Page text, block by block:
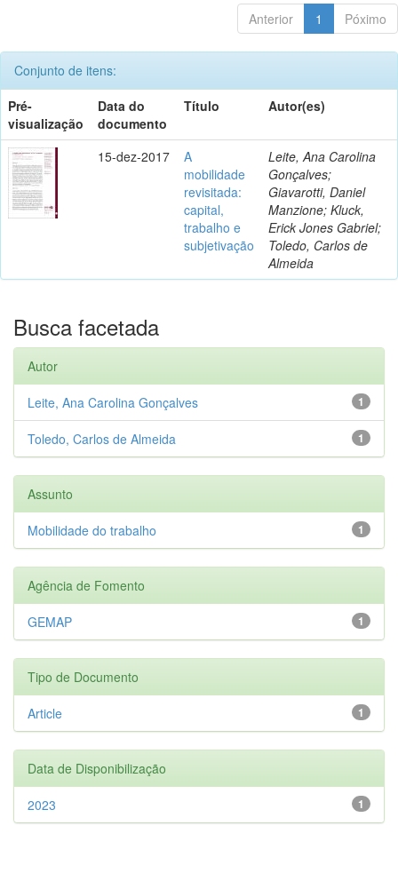
Anterior 1 Póximo
Conjunto de itens:
Pré-
visualização
Data do
documento
Título Autor(es)
15-dez-2017
A
mobilidade
revisitada:
capital,
trabalho e
subjetivação
Leite, Ana Carolina
Gonçalves;
Giavarotti, Daniel
Manzione; Kluck,
Erick Jones Gabriel;
Toledo, Carlos de
Almeida
Busca facetada
Autor
1
Leite, Ana Carolina Gonçalves
1
Toledo, Carlos de Almeida
Assunto
1
Mobilidade do trabalho
Agência de Fomento
1
GEMAP
Tipo de Documento
1
Article
Data de Disponibilização
1
2023